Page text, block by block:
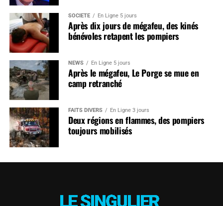
SOCIÉTÉ En Ligne 5 jours
Après dix jours de mégafeu, des kinés
bénévoles retapent les pompiers
NEWS En Ligne 5 jours
Après le mégafeu, Le Porge se mue en
camp retranché
FAITS DIVERS En Ligne 3 jours
Deux régions en flammes, des pompiers
toujours mobilisés